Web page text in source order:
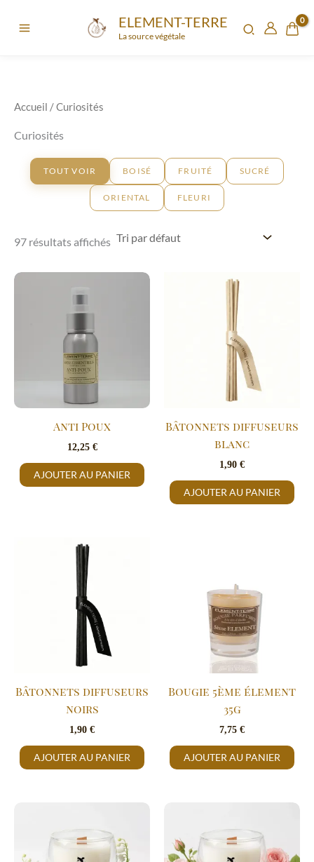
ELEMENT-TERRE
La source végétale
Accueil / Curiosités
Curiosités
TOUT VOIR BOISÉ FRUITÉ SUCRÉ
ORIENTAL FLEURI
97 résultats affichés
Anti Poux
12,25 €
AJOUTER AU PANIER
Bâtonnets diffuseurs
blanc
1,90 €
AJOUTER AU PANIER
Bâtonnets diffuseurs
noirs
1,90 €
AJOUTER AU PANIER
Bougie 5ème élement
35g
7,75 €
AJOUTER AU PANIER